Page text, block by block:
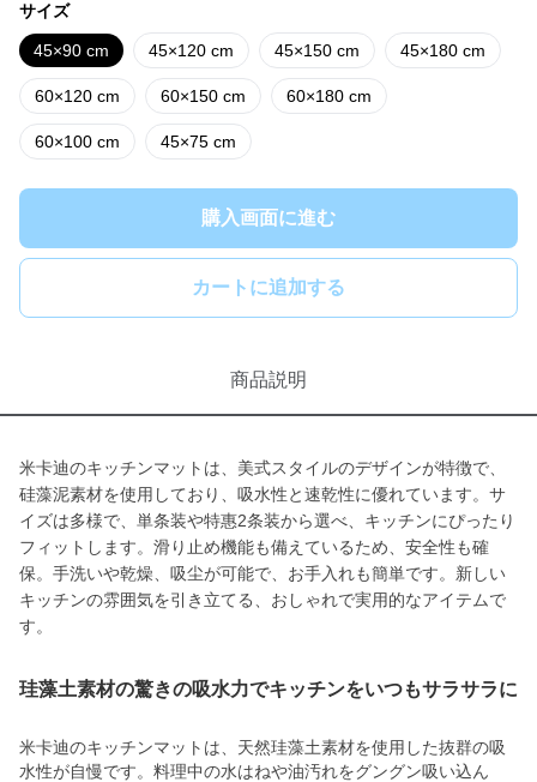
サイズ
45×90 cm 45×120 cm 45×150 cm 45×180 cm
60×120 cm 60×150 cm 60×180 cm
60×100 cm 45×75 cm
購入画面に進む
カートに追加する
商品説明
米卡迪のキッチンマットは、美式スタイルのデザインが特徴で、
硅藻泥素材を使用しており、吸水性と速乾性に優れています。サ
イズは多様で、単条装や特惠2条装から選べ、キッチンにぴったり
フィットします。滑り止め機能も備えているため、安全性も確
保。手洗いや乾燥、吸尘が可能で、お手入れも簡単です。新しい
キッチンの雰囲気を引き立てる、おしゃれで実用的なアイテムで
す。
珪藻土素材の驚きの吸水力でキッチンをいつもサラサラに
米卡迪のキッチンマットは、天然珪藻土素材を使用した抜群の吸
水性が自慢です。料理中の水はねや油汚れをグングン吸い込ん